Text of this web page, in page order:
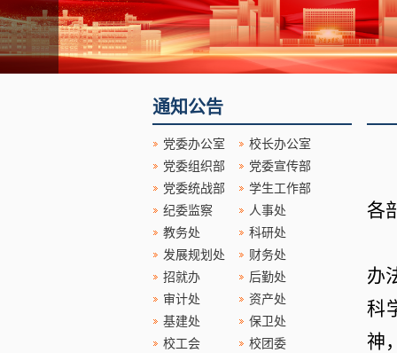
通知公告
党委办公室
校长办公室
党委组织部
党委宣传部
党委统战部
学生工作部
纪委监察
人事处
教务处
科研处
发展规划处
财务处
招就办
后勤处
审计处
资产处
基建处
保卫处
校工会
校团委
各
办
科
神